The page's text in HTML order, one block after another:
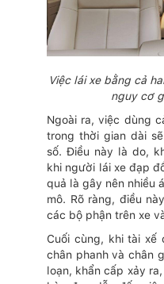
Việc lái xe bằng cả
nguy cơ
Ngoài ra, việc dùng
trong thời gian dài
số. Điều này là do,
khi người lái xe đạp
quả là gây nên nhiều
mô. Rõ ràng, điều
các bộ phận trên xe
Cuối cùng, khi tài xế
chân phanh và chân
loạn, khẩn cấp xảy